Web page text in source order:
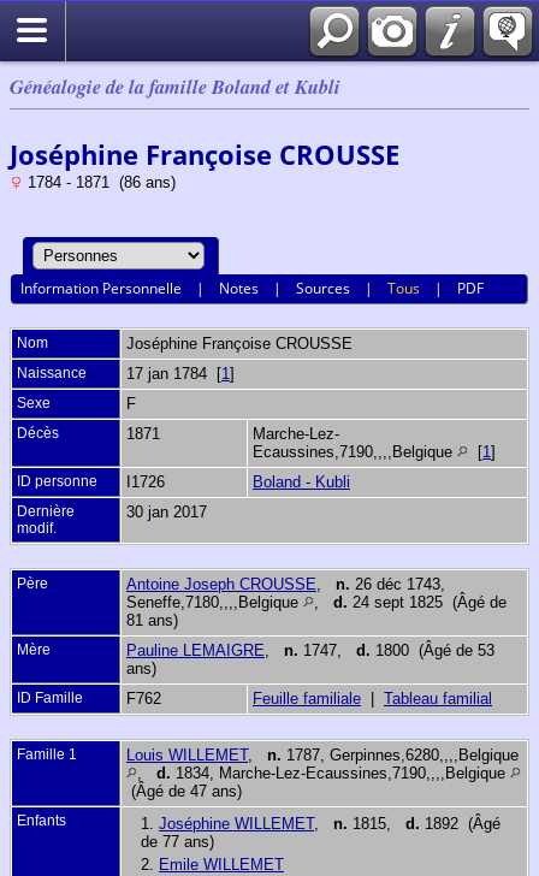
Généalogie de la famille Boland et Kubli
Joséphine Françoise CROUSSE
1784 - 1871 (86 ans)
Information Personnelle | Notes |Sources |Tous | PDF
Nom Joséphine Françoise CROUSSE
Naissance 17 jan 1784 [1 ]
Sexe F
Décès 1871
Marche-Lez-
Ecaussines,7190,,,,Belgique
[1 ]
ID personne I1726 Boland - Kubli
Dernière
modif.
30 jan 2017
Père Antoine Joseph CROUSSE n. 26 déc 1743,
Seneffe,7180,,,,Belgique
d. 24 sept 1825 (Âgé de
81 ans)
Mère Pauline LEMAIGRE n. 1747, d. 1800 (Âgé de 53
ans)
ID Famille F762 Feuille familiale Tableau familial
Famille 1 Louis WILLEMET, n. 1787, Gerpinnes,6280,,,,Belgique
d. 1834, Marche-Lez-Ecaussines,7190,,,,Belgique
(Âgé de 47 ans)
Enfants 1. Joséphine WILLEMET, n. 1815, d. 1892 (Âgé
de 77 ans)
2.
Emile WILLEMET